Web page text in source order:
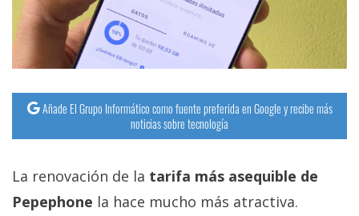
Añade El Grupo Informático como fuente preferida en Google y recibe más
noticias sobre tecnología
La renovación de la tarifa más asequible de
Pepephone la hace mucho más atractiva.